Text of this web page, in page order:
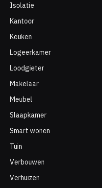
Isolatie
Kantoor
Keuken
Logeerkamer
Loodgieter
Makelaar
Meubel
Slaapkamer
Smart wonen
Tuin
Verbouwen
Verhuizen